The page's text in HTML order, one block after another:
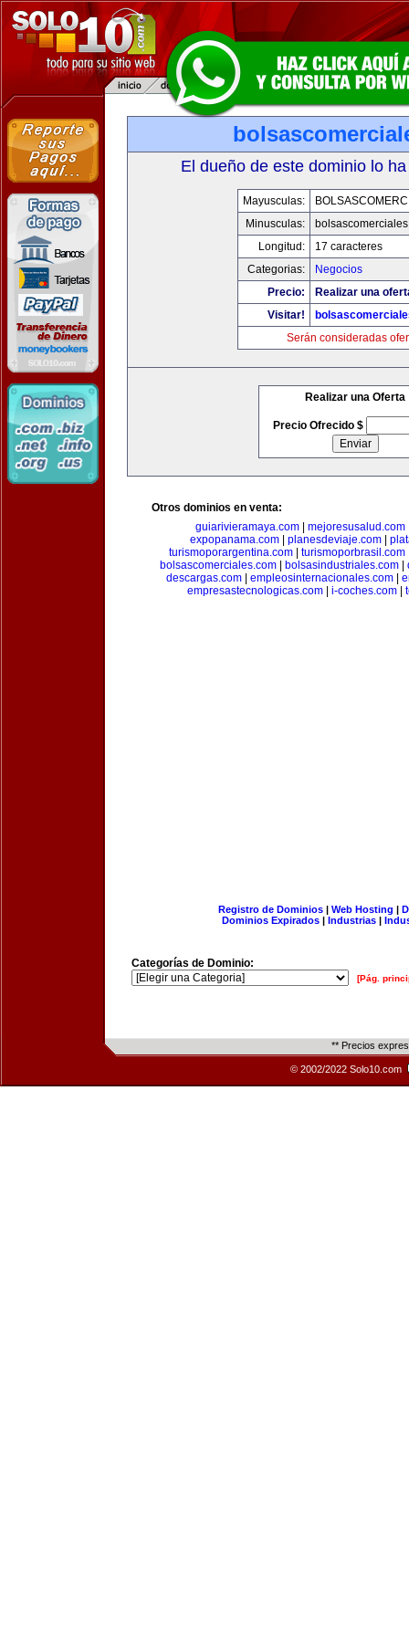
El dueño de este dominio lo
Mayusculas:
Minusculas:
Longitud:
17 caracteres
Categorias:
Negocios
Precio:
Realizar una
Visitar!
Serán consideradas
Realizar una Oferta
Precio Ofrecido $
Otros dominios en venta:
guiarivieramaya.com
mejoresusalud.com
expopanama.com| planesdeviaje.com|
turismoporargentina.com| turismoporbrasil.com
bolsascomerciales.com
bolsasindustriales.com
descargas.com
empleosinternacionales.com
empresastecnologicas.com
i-coches.com
Registro de Dominios| Web Hosting |
Dominios Expirados | Industrias |
Categorías de Dominio:
[Pág.
** Precios
© 2002/2022 Solo10.com